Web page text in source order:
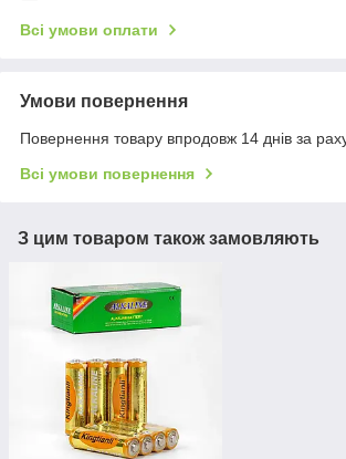
Всі умови оплати
Умови повернення
Повернення товару впродовж 14 днів за
Всі умови повернення
З цим товаром також замовляють